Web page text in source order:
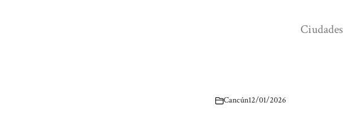
Ciudades
Cancún12/01/2026